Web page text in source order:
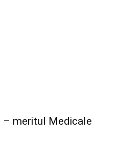
– meritul Medicale